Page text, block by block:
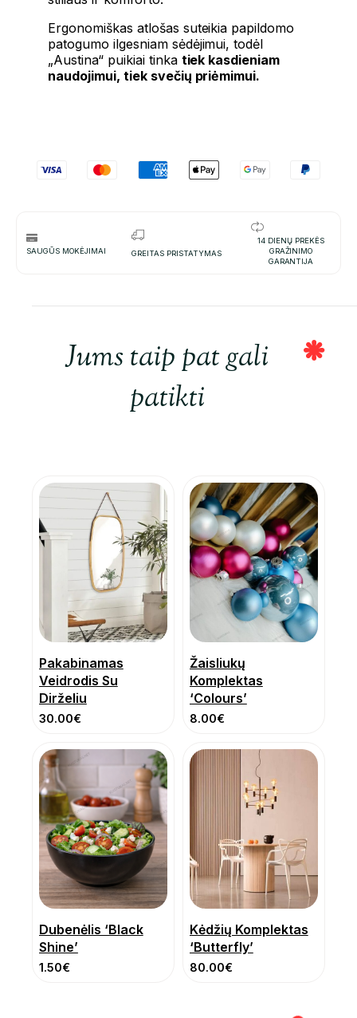
Ergonomiškas atlošas suteikia papildomo
patogumo ilgesniam sėdėjimui, todėl
„Austina“ puikiai tinka tiek kasdieniam
naudojimui, tiek svečių priėmimui.
SAUGŪS MOKĖJIMAI GREITAS PRISTATYMAS
14 DIENŲ PREKĖS
GRAŽINIMO
GARANTIJA
Jums taip pat gali
patikti
Pakabinamas
Veidrodis Su
Dirželiu
30.00€
Žaisliukų
Komplektas
‘Colours’
8.00€
Dubenėlis ‘Black
Shine’
1.50€
Kėdžių Komplektas
‘Butterfly’
80.00€